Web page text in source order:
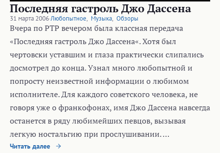
Последняя гастроль Джо Дассена
31 марта 2006·Любопытное, Музыка, Обзоры
Вчера по РТР вечером была классная передача
«Последняя гастроль Джо Дассена«. Хотя был
чертовски уставшим и глаза практически слипались
досмотрел до конца. Узнал много любопытной и
попросту неизвестной информации о любимом
исполнителе. Для каждого советского человека, не
говоря уже о франкофонах, имя Джо Дассена навсегда
останется в ряду любимейших певцов, вызывая
легкую ностальгию при прослушивании. …
Читать далее